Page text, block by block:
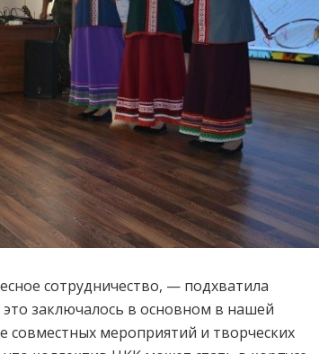
сотрудничество, — подхватила
заключалось в основном в нашей
совместных мероприятий и творческих